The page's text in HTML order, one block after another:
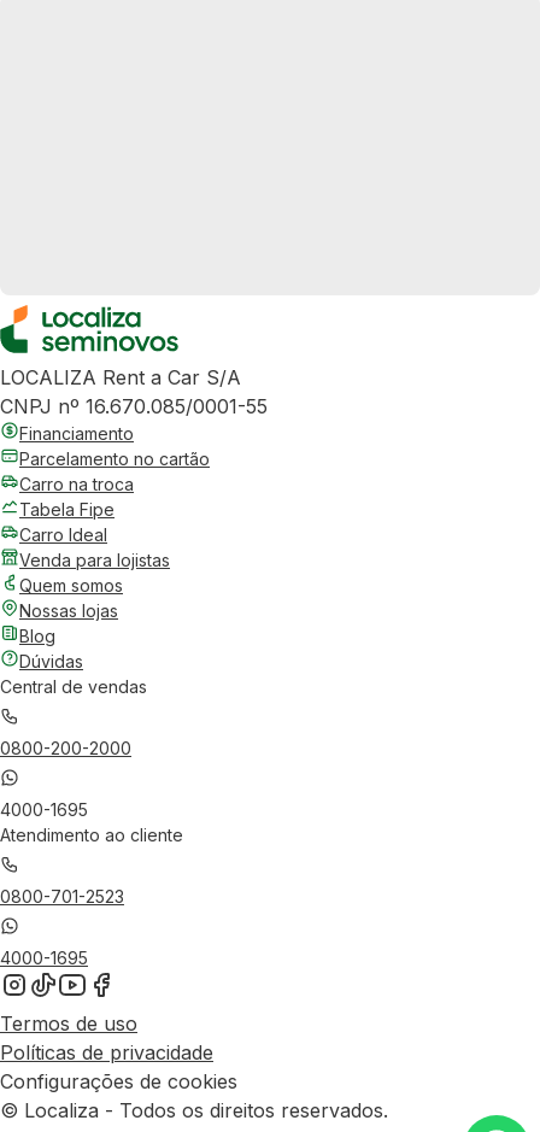
LOCALIZA Rent a Car S/A
CNPJ nº 16.670.085/0001-55
Financiamento
Parcelamento no cartão
Carro na troca
Tabela Fipe
Carro Ideal
Venda para lojistas
Quem somos
Nossas lojas
Blog
Dúvidas
Central de vendas
0800-200-2000
4000-1695
Atendimento ao cliente
0800-701-2523
4000-1695
Termos de uso
Políticas de privacidade
Configurações de cookies
© Localiza - Todos os direitos reservados.